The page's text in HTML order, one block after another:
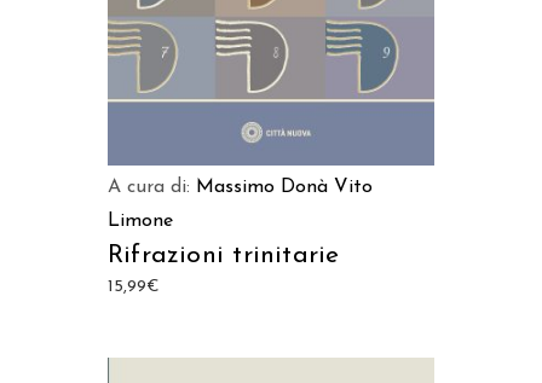
A cura di: Massimo Donà Vito
Limone
Rifrazioni trinitarie
15,99€